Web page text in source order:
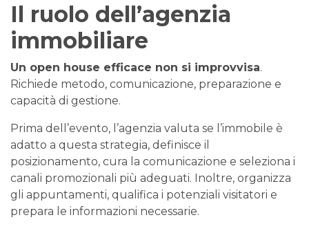
Il ruolo dell’agenzia
immobiliare
Un open house efficace non si improvvisa.
Richiede metodo, comunicazione, preparazione e
capacità di gestione.
Prima dell’evento, l’agenzia valuta se l’immobile è
adatto a questa strategia, definisce il
posizionamento, cura la comunicazione e seleziona i
canali promozionali più adeguati. Inoltre, organizza
gli appuntamenti, qualifica i potenziali visitatori e
prepara le informazioni necessarie.